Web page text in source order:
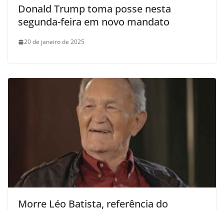
Donald Trump toma posse nesta
segunda-feira em novo mandato
20 de janeiro de 2025
Morre Léo Batista, referência do